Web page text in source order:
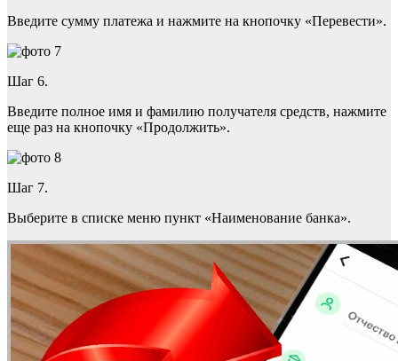
Введите сумму платежа и нажмите на кнопочку «Перевести».
Шаг 6.
Введите полное имя и фамилию получателя средств, нажмите
еще раз на кнопочку «Продолжить».
Шаг 7.
Выберите в списке меню пункт «Наименование банка».